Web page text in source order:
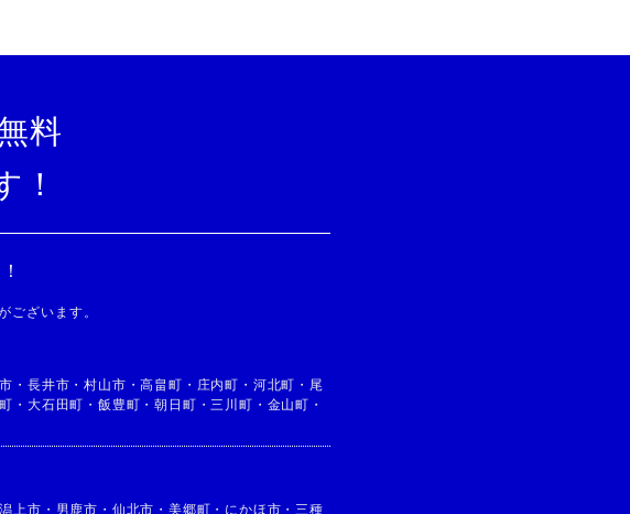
料
！
ございます。
・ 長井市 ・村山市 ・高畠町 ・ 庄内町 ・ 河北町 ・ 尾
・ 大石田町 ・ 飯豊町 ・朝日町 ・ 三川町 ・ 金山町 ・
潟上市 ・ 男鹿市 ・ 仙北市 ・美郷町 ・ にかほ市 ・ 三種